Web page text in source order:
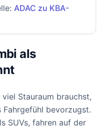
ADAC zu KBA-
als
Stauraum brauchst,
bevorzugst.
SUVs, fahren auf der